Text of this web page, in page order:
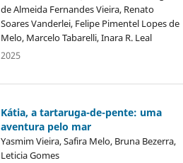
de Almeida Fernandes Vieira, Renato
Soares Vanderlei, Felipe Pimentel Lopes de
Melo, Marcelo Tabarelli, Inara R. Leal
2025
Kátia, a tartaruga-de-pente: uma
aventura pelo mar
Yasmim Vieira, Safira Melo, Bruna Bezerra,
Leticia Gomes